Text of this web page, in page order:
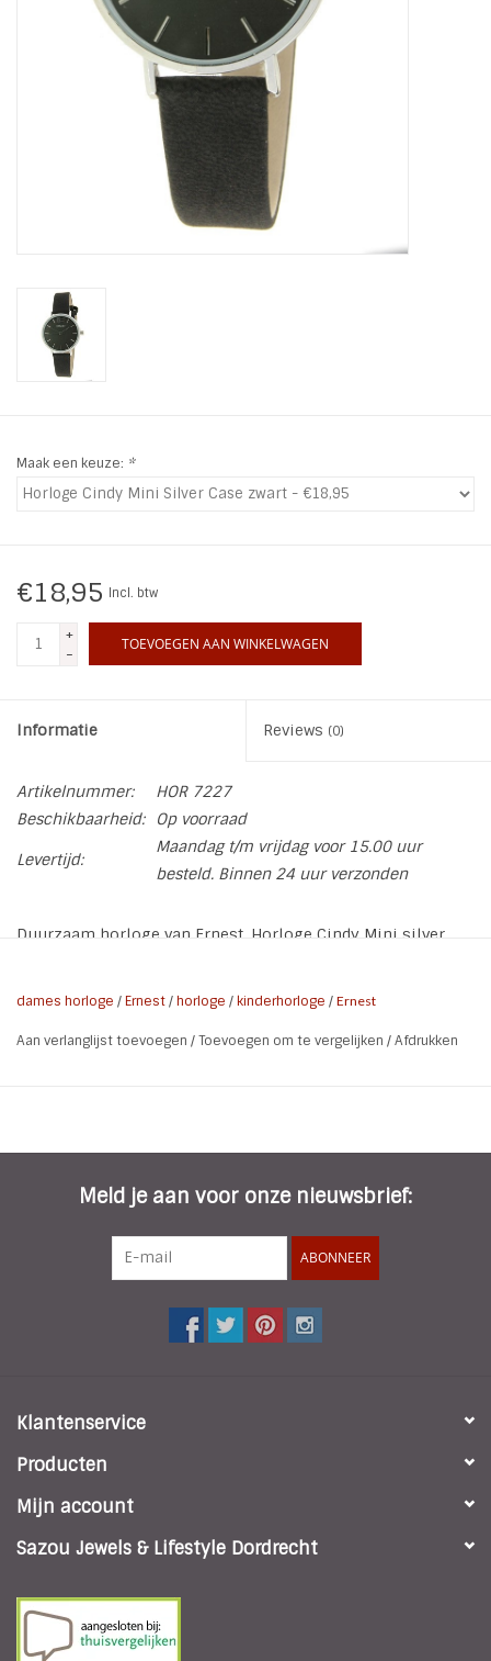
LIFESTYLE PRODUCTEN
Blog
Maak een keuze: *
€18,95 Incl. btw
+
-
TOEVOEGEN AAN WINKELWAGEN
Informatie Reviews (0)
Artikelnummer:
HOR 7227
Beschikbaarheid:
Op voorraad
Levertijd:
Maandag t/m vrijdag voor 15.00 uur
besteld. Binnen 24 uur verzonden
Duurzaam horloge van Ernest. Horloge Cindy Mini silver
* Materiaal band: PU leer
* Kleur kast en wijzers: zilver
* Materiaal Achterkant kast: Roestvrij Staal
dames horloge /Ernest/horloge / kinderhorloge / Ernest
Aan verlanglijst toevoegen /Toevoegen om te vergelijken /Afdrukken
Meld je aan voor onze nieuwsbrief:
ABONNEER
Klantenservice
Producten
Mijn account
Sazou Jewels & Lifestyle Dordrecht